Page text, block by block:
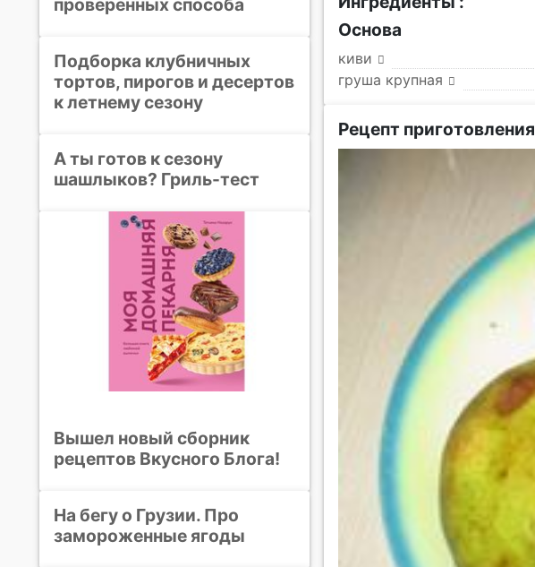
Основа
киви
груша крупная
Рецепт приготовления
Подборка клубничных
тортов, пирогов и десертов
к летнему сезону
А ты готов к сезону
шашлыков? Гриль-тест
Вышел новый сборник
рецептов Вкусного Блога!
На бегу о Грузии. Про
замороженные ягоды